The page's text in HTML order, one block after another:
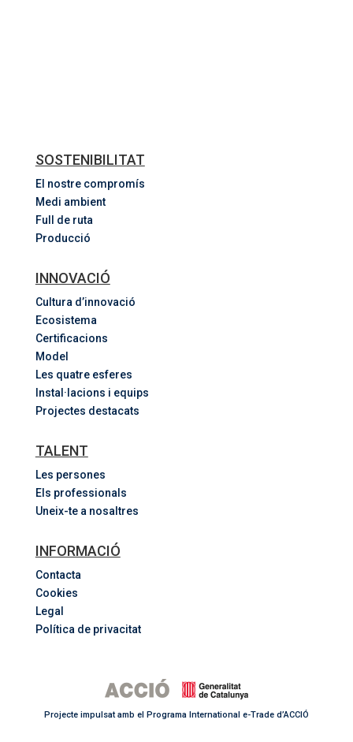
SOSTENIBILITAT
El nostre compromís
Medi ambient
Full de ruta
Producció
INNOVACIÓ
Cultura d’innovació
Ecosistema
Certificacions
Model
Les quatre esferes
Instal·lacions i equips
Projectes destacats
TALENT
Les persones
Els professionals
Uneix-te a nosaltres
INFORMACIÓ
Contacta
Cookies
Legal
Política de privacitat
Projecte impulsat amb el Programa International e-Trade d’ACCIÓ